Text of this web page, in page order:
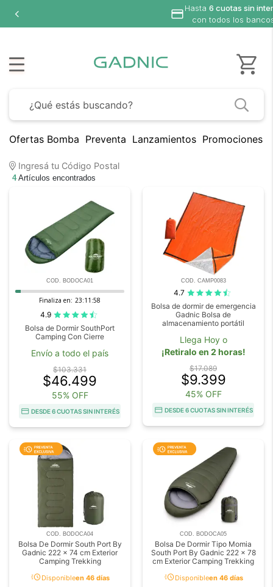
Hasta 6 cuotas sin
con todos los
Ofertas Bomba Preventa Lanzamientos Promociones
Ingresá tu Código Postal
4Artículos encontrados
COD. BODOCA01
Finaliza en: 23:11:58
4.9
Bolsa de Dormir SouthPort
Camping Con Cierre
Envío a todo el país
$103.331
$46.499
55% OFF
DESDE 6 CUOTAS SIN INTERÉS
COD. CAMP0083
4.7
Bolsa de dormir de emergencia
Gadnic Bolsa de
almacenamiento portátil
Llega Hoy o
¡Retiralo en 2 horas!
$17.089
$9.399
45% OFF
DESDE 6 CUOTAS SIN INTERÉS
COD. BODOCA04
Bolsa De Dormir South Port By
Gadnic 222 x 74 cm Exterior
Camping Trekking
acuteDisponibleen 46 días
COD. BODOCA05
Bolsa De Dormir Tipo Momia
South Port By Gadnic 222 x 78
cm Exterior Camping Trekking
acuteDisponibleen 46 días